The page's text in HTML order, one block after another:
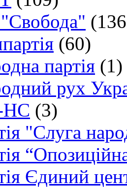
(60)
партія (1)
рух
(3)
"Слуга
Єдиний